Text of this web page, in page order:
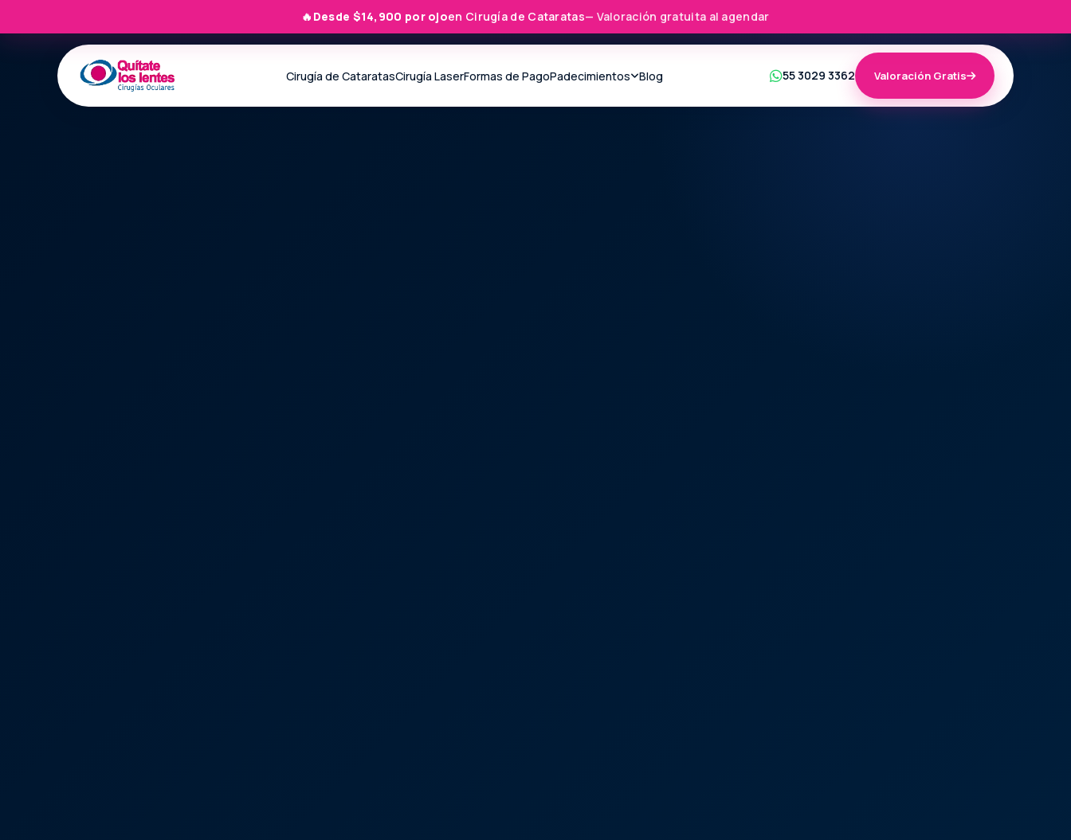
🔥 Desde $14,900 por ojoen Cirugía de Cataratas— Valoración gratuita al agendar
Cirugía de CataratasCirugía LaserFormas de PagoPadecimientos Blog 55 3029 3362 Valoración Gratis